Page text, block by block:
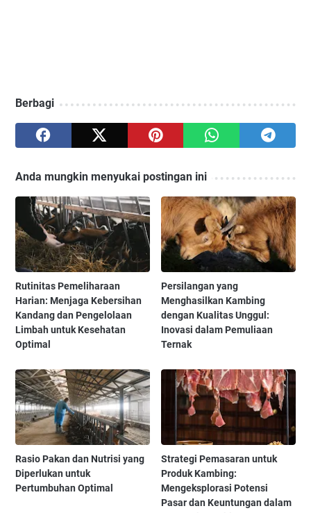
Berbagi
Anda mungkin menyukai postingan ini
Rutinitas Pemeliharaan
Harian: Menjaga Kebersihan
Kandang dan Pengelolaan
Limbah untuk Kesehatan
Optimal
Persilangan yang
Menghasilkan Kambing
dengan Kualitas Unggul:
Inovasi dalam Pemuliaan
Ternak
Rasio Pakan dan Nutrisi yang
Diperlukan untuk
Pertumbuhan Optimal
Strategi Pemasaran untuk
Produk Kambing:
Mengeksplorasi Potensi
Pasar dan Keuntungan dalam